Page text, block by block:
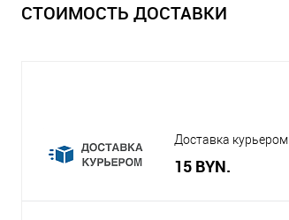
СТОИМОСТЬ ДОСТАВКИ
Доставка курьером
15 BYN.